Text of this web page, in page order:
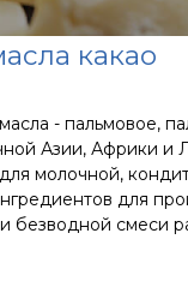
какао
- пальмовое,
Азии, Африки и
молочной,
для
безводной смеси